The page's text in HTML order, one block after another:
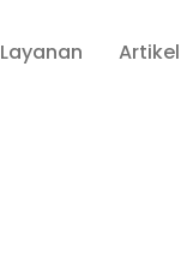
Layanan Artikel